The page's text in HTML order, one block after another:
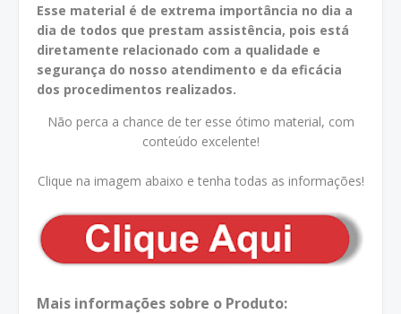
Esse material é de extrema importância no dia a
dia de todos que prestam assistência, pois está
diretamente relacionado com a qualidade e
segurança do nosso atendimento e da eficácia
dos procedimentos realizados.
Não perca a chance de ter esse ótimo material, com
conteúdo excelente!
Clique na imagem abaixo e tenha todas as informações!
Mais informações sobre o Produto: